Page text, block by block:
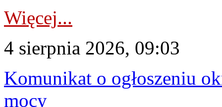
Więcej...
4 sierpnia 2026, 09:03
Komunikat o ogłoszeniu
mocy